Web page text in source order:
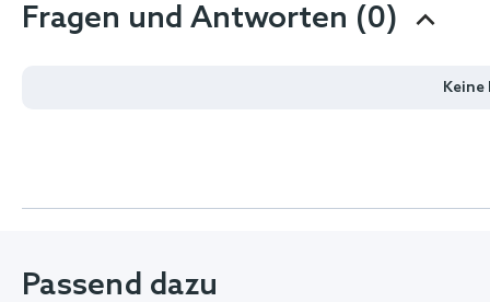
Fragen und Antworten (0)
Keine
Passend dazu